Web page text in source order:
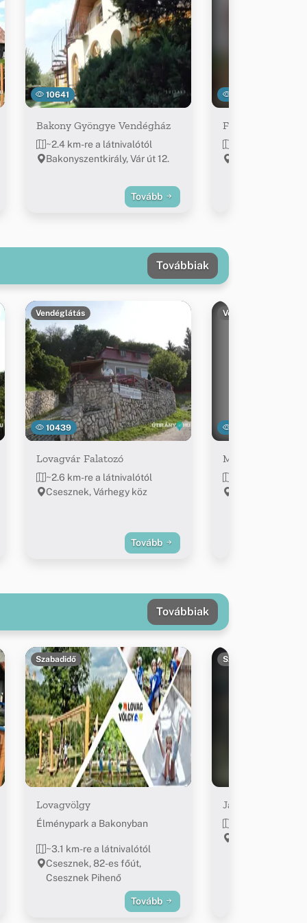
10641
Bakony Gyöngye Vendégház
~2.4 km-re a látnivalótól
Bakonyszentkirály, Vár út 12.
Tovább
Ferrata
Továbbiak
10439
Vendéglátás
Lovagvár Falatozó
~2.6 km-re a látnivalótól
Csesznek, Várhegy köz
Tovább
Vendéglátás
Megálló
Továbbiak
Szabadidő
Lovagvölgy
Élménypark a Bakonyban
~3.1 km-re a látnivalótól
Csesznek, 82-es főút,
Csesznek Pihenő
Tovább
Szabadidő
Játszótér és